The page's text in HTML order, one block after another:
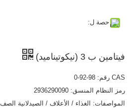
حصة ل:
فيتامين ب 3 (نيكوتيناميد)
CAS رقم: 98-92-0
رمز النظام المنسق: 2936290090
المواصفات: الغذاء / الأعلاف / الصيدلانية الصف